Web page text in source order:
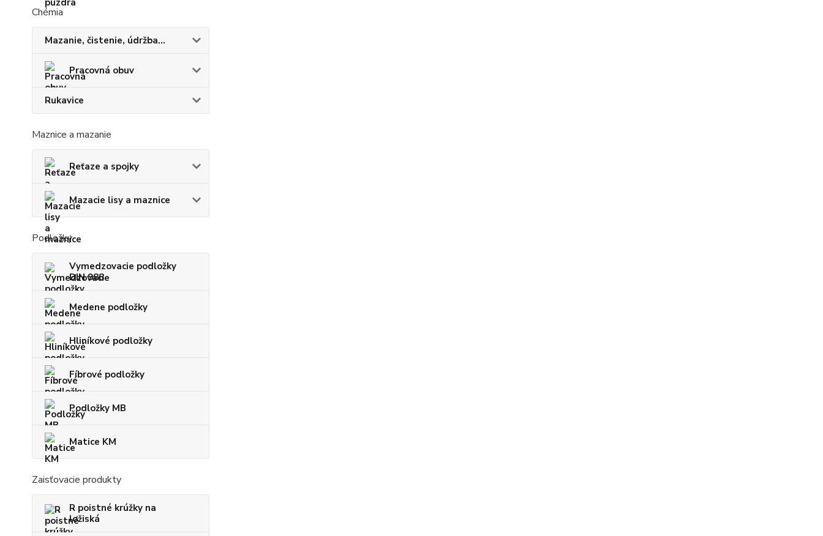
Chémia
Mazanie, čistenie, údržba...
Pracovná obuv
Rukavice
Maznice a mazanie
Reťaze a spojky
Mazacie lisy a maznice
Podložky
Vymedzovacie podložky
DIN 988
Medene podložky
Hliníkové podložky
Fíbrové podložky
Podložky MB
Matice KM
Zaisťovacie produkty
R poistné krúžky na
ložiská